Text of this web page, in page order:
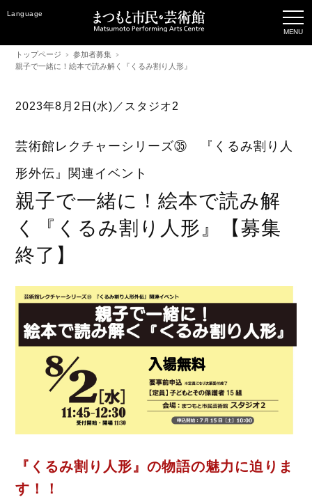
Language
トップページ
参加者募集
親子で一緒に！絵本で読み解く『くるみ割り人形』
2023年8月2日(水)／スタジオ2
芸術館レクチャーシリーズ㉟ 『くるみ割り人
形外伝』関連イベント
親子で一緒に！絵本で読み解
く『くるみ割り人形』【募集
終了】
『くるみ割り人形』の物語の魅力に迫りま
す！！